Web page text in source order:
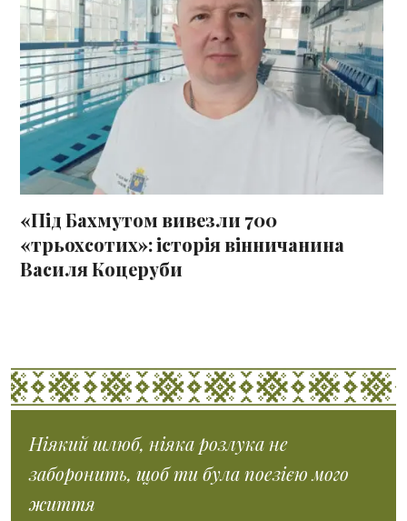
«Під Бахмутом вивезли 700
«трьохсотих»: історія вінничанина
Василя Коцеруби
Ніякий шлюб, ніяка розлука не
заборонить, щоб ти була поезією мого
життя